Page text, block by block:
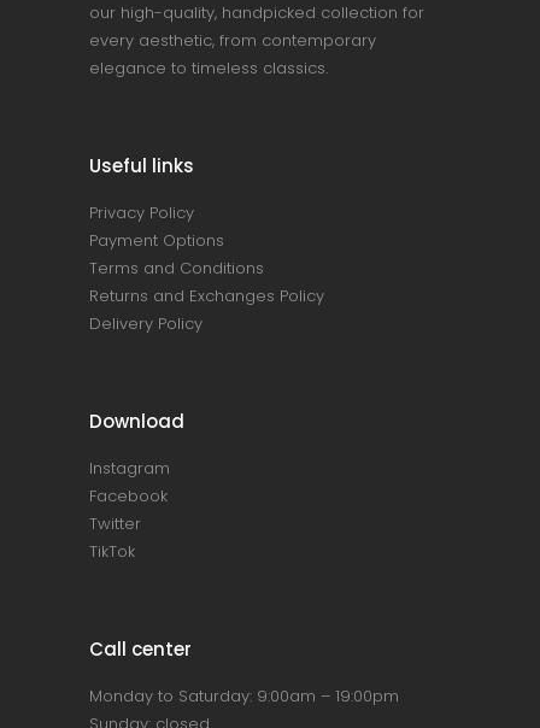
our high-quality, handpicked collection for
every aesthetic, from contemporary
elegance to timeless classics.
Useful links
Privacy Policy
Payment Options
Terms and Conditions
Returns and Exchanges Policy
Delivery Policy
Download
Instagram
Facebook
Twitter
TikTok
Call center
Monday to Saturday: 9:00am – 19:00pm